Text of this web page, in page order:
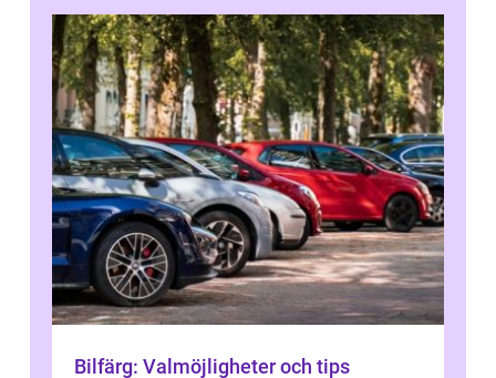
Bilfärg: Valmöjligheter och tips